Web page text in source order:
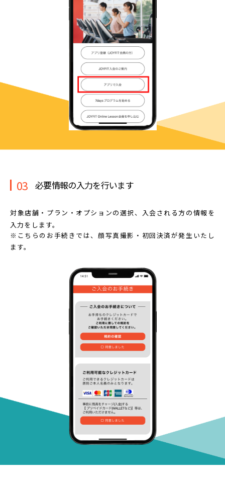
03 必要情報の入力を行います
対象店舗・プラン・オプションの選択、 入会される方の情報を
入力をします。
※こちらのお手続きでは、顔写真撮影・初回決済が発生いたし
ます。